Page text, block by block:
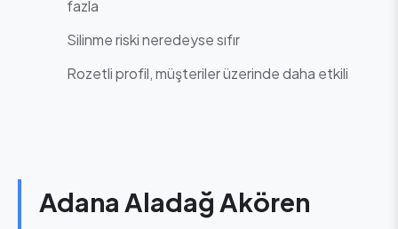
fazla
Silinme riski neredeyse sıfır
Rozetli profil, müşteriler üzerinde daha etkili
Adana Aladağ Akören